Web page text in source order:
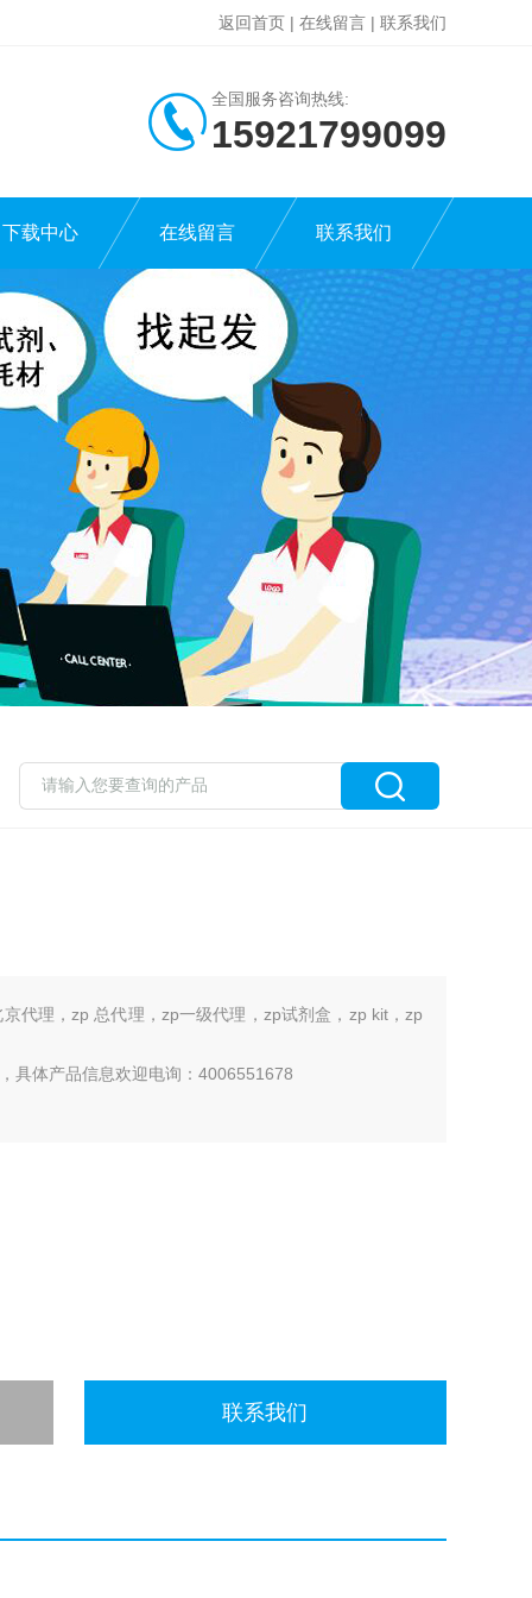
返回首页 | 在线留言 | 联系我们
全国服务咨询热线:
15921799099
下载中心 在线留言 联系我们
代理，zp 总代理，zp一级代理，zp试剂盒，zp kit，zp
具体产品信息欢迎电询：4006551678
联系我们